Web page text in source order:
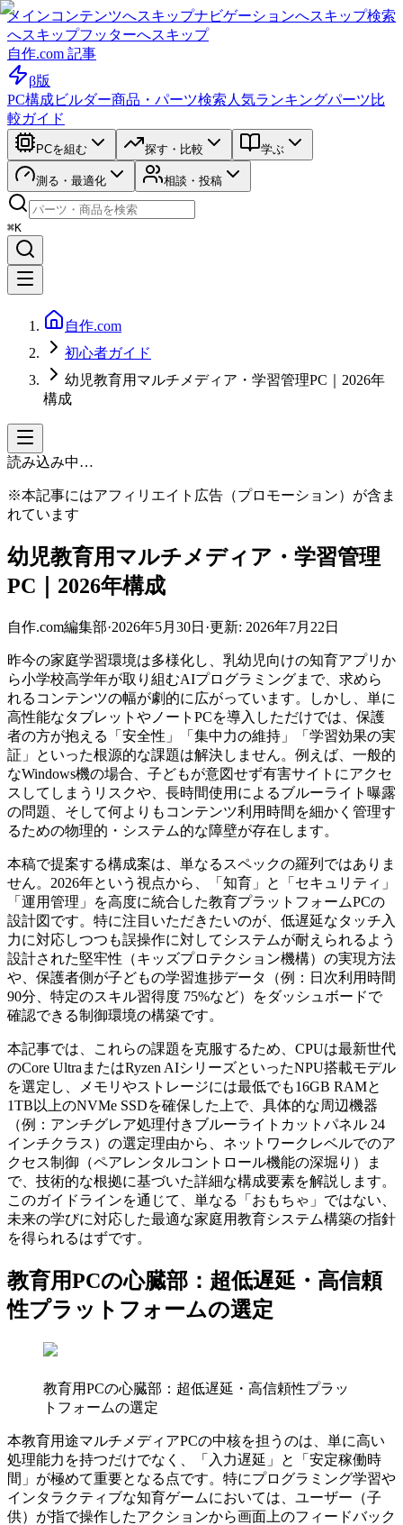
メインコンテンツへスキップナビゲーションへスキップ検索
へスキップフッターへスキップ
自作.com 記事
β版
PC構成ビルダー商品・パーツ検索 人気ランキングパーツ比
較ガイド
PCを組む 探す・比較 学ぶ
測る・最適化 相談・投稿
⌘K
自作.com
初心者ガイド
幼児教育用マルチメディア・学習管理PC｜2026年
構成
読み込み中…
※本記事にはアフィリエイト広告（プロモーション）が含ま
れています
幼児教育用マルチメディア・学習管理
PC｜2026年構成
自作.com編集部·2026年5月30日 ·更新: 2026年7月22日
昨今の家庭学習環境は多様化し、乳幼児向けの知育アプリか
ら小学校高学年が取り組むAIプログラミングまで、求めら
れるコンテンツの幅が劇的に広がっています。しかし、単に
高性能なタブレットやノートPCを導入しただけでは、保護
者の方が抱える「安全性」「集中力の維持」「学習効果の実
証」といった根源的な課題は解決しません。例えば、一般的
なWindows機の場合、子どもが意図せず有害サイトにアクセ
スしてしまうリスクや、長時間使用によるブルーライト曝露
の問題、そして何よりもコンテンツ利用時間を細かく管理す
るための物理的・システム的な障壁が存在します。
本稿で提案する構成案は、単なるスペックの羅列ではありま
せん。2026年という視点から、「知育」と「セキュリティ」
「運用管理」を高度に統合した教育プラットフォームPCの
設計図です。特に注目いただきたいのが、低遅延なタッチ入
力に対応しつつも誤操作に対してシステムが耐えられるよう
設計された堅牢性（キッズプロテクション機構）の実現方法
や、保護者側が子どもの学習進捗データ（例：日次利用時間
90分、特定のスキル習得度 75%など）をダッシュボードで
確認できる制御環境の構築です。
本記事では、これらの課題を克服するため、CPUは最新世代
のCore UltraまたはRyzen AIシリーズといったNPU搭載モデル
を選定し、メモリやストレージには最低でも16GB RAMと
1TB以上のNVMe SSDを確保した上で、具体的な周辺機器
（例：アンチグレア処理付きブルーライトカットパネル 24
インチクラス）の選定理由から、ネットワークレベルでのア
クセス制御（ペアレンタルコントロール機能の深堀り）ま
で、技術的な根拠に基づいた詳細な構成要素を解説します。
このガイドラインを通じて、単なる「おもちゃ」ではない、
未来の学びに対応した最適な家庭用教育システム構築の指針
を得られるはずです。
教育用PCの心臓部：超低遅延・高信頼
性プラットフォームの選定
教育用PCの心臓部：超低遅延・高信頼性プラッ
トフォームの選定
本教育用途マルチメディアPCの中核を担うのは、単に高い
処理能力を持つだけでなく、「入力遅延」と「安定稼働時
間」が極めて重要となる点です。特にプログラミング学習や
インタラクティブな知育ゲームにおいては、ユーザー（子
供）が指で操作したアクションから画面上のフィードバック